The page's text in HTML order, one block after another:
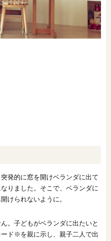
発的に窓を開けベランダに出て
りました。そこで、ベランダに
けられないように。
。子どもがベランダに出たいと
ド※を親に示し、親子二人で出